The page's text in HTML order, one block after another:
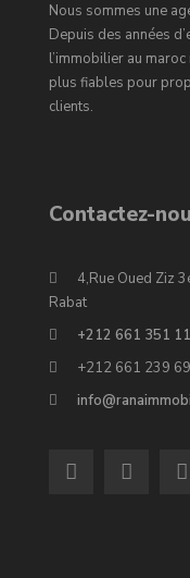
Nous sommes une
Depuis des années
l’immobilier au
plus fiables pour
clients.
Contactez-
4,Rue Oued Ziz
Rabat
+212 661 351
+212 661 239